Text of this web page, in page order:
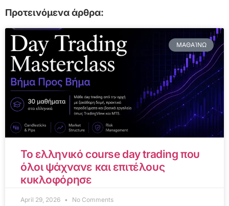
Προτεινόμενα άρθρα:
ΜΑΘΑΊΝΩ
Το ελληνικό course day trading που
όλοι ψάχνανε και επιτέλους
κυκλοφόρησε
April 29, 2026 No Comments